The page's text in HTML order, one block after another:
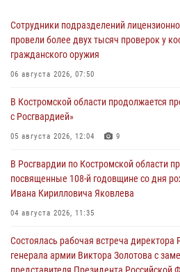
Сотрудники подразделений
провели более двух тысяч проверок у
гражданского оружия
06 августа 2026, 07:50
В Костромской области продолжается
с Росгвардией»
05 августа 2026, 12:04 9
В Росгвардии по Костромской области
посвященные 108-й годовщине со дня
Ивана Кирилловича Яковлева
04 августа 2026, 11:35
Состоялась рабочая встреча директора
генерала армии Виктора Золотова с
представителя Президента Российской